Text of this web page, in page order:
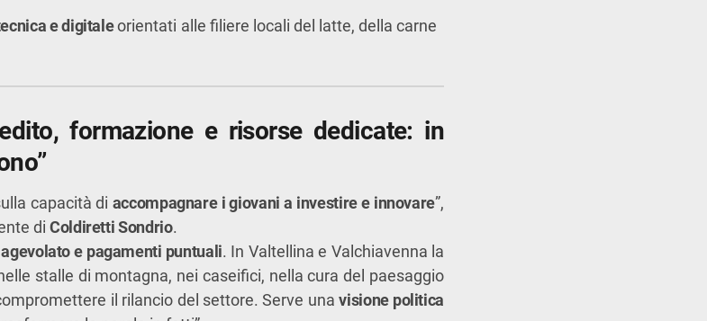
e digitaleorientati alle filiere locali del latte, della carne
formazione e risorse dedicate: in
capacità di accompagnare i giovani a investire e innovare”,
di Coldiretti Sondrio.
e pagamenti puntuali. In Valtellina e Valchiavenna la
stalle di montagna, nei caseifici, nella cura del paesaggio
il rilancio del settore. Serve unavisione politica